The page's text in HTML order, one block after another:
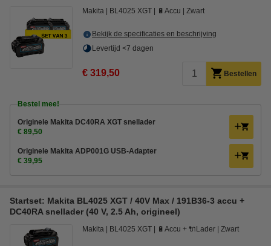
Makita BL4025 XGT 🔋Accu Zwart
Bekijk de specificaties en beschrijving
Levertijd <7 dagen
€ 319,50 Bestellen
Bestel mee!
Originele Makita DC40RA XGT snellader
€ 89,50
Originele Makita ADP001G USB-Adapter
€ 39,95
Startset: Makita BL4025 XGT / 40V Max / 191B36-3 accu +
DC40RA snellader (40 V, 2.5 Ah, origineel)
Makita BL4025 XGT 🔋Accu + 🔌Lader Zwart